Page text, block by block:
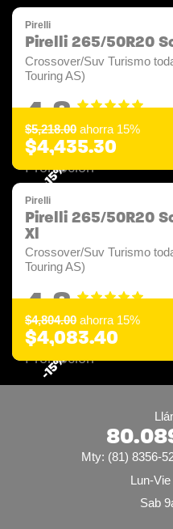
Pirelli
Pirelli 265/50R20
Crossover/Suv Turismo
Touring AS)
4.8
-15%
$5,218.00 ahorra 15%
$4,435.30
Pirelli
Pirelli 265/50R20
Xl
Crossover/Suv Turismo
Touring AS)
4.8
-15%
$4,804.00 ahorra 15%
$4,083.40
Mty: (81) 8356-
Lun-
Sab